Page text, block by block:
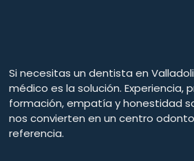
Si necesitas un dentista en
médico es la solución. Experiencia,
formación, empatía y honestidad
nos convierten en un centro
referencia.